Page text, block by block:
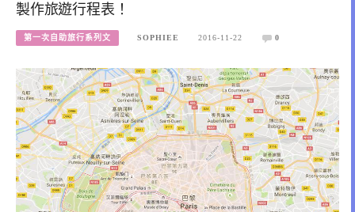
製作旅遊行程表！
第一次自助旅行系列文 SOPHIEE 2016-11-22 0